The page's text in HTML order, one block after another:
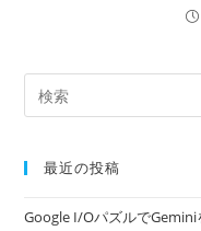
最近の投稿
Google I/Oパズルで